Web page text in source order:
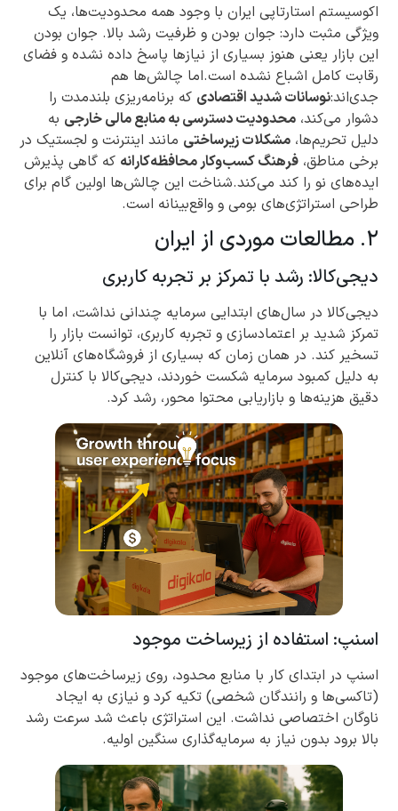
اکوسیستم استارتاپی ایران با وجود همه محدودیت‌ها، یک
ویژگی مثبت دارد: جوان بودن و ظرفیت رشد بالا. جوان بودن
این بازار یعنی هنوز بسیاری از نیازها پاسخ داده نشده و فضای
رقابت کامل اشباع نشده است.اما چالش‌ها هم
جدی‌اند:نوسانات شدید اقتصادی که برنامه‌ریزی بلندمدت را
دشوار می‌کند، محدودیت دسترسی به منابع مالی خارجی به
دلیل تحریم‌ها، مشکلات زیرساختی مانند اینترنت و لجستیک در
برخی مناطق، فرهنگ کسب‌وکار محافظه‌کارانه که گاهی پذیرش
ایده‌های نو را کند می‌کند.شناخت این چالش‌ها اولین گام برای
طراحی استراتژی‌های بومی و واقع‌بینانه است.
۲. مطالعات موردی از ایران
دیجی‌کالا: رشد با تمرکز بر تجربه کاربری
دیجی‌کالا در سال‌های ابتدایی سرمایه چندانی نداشت، اما با
تمرکز شدید بر اعتمادسازی و تجربه کاربری، توانست بازار را
تسخیر کند. در همان زمان که بسیاری از فروشگاه‌های آنلاین
به دلیل کمبود سرمایه شکست خوردند، دیجی‌کالا با کنترل
دقیق هزینه‌ها و بازاریابی محتوا محور، رشد کرد.
اسنپ: استفاده از زیرساخت موجود
اسنپ در ابتدای کار با منابع محدود، روی زیرساخت‌های موجود
(تاکسی‌ها و رانندگان شخصی) تکیه کرد و نیازی به ایجاد
ناوگان اختصاصی نداشت. این استراتژی باعث شد سرعت رشد
بالا برود بدون نیاز به سرمایه‌گذاری سنگین اولیه.